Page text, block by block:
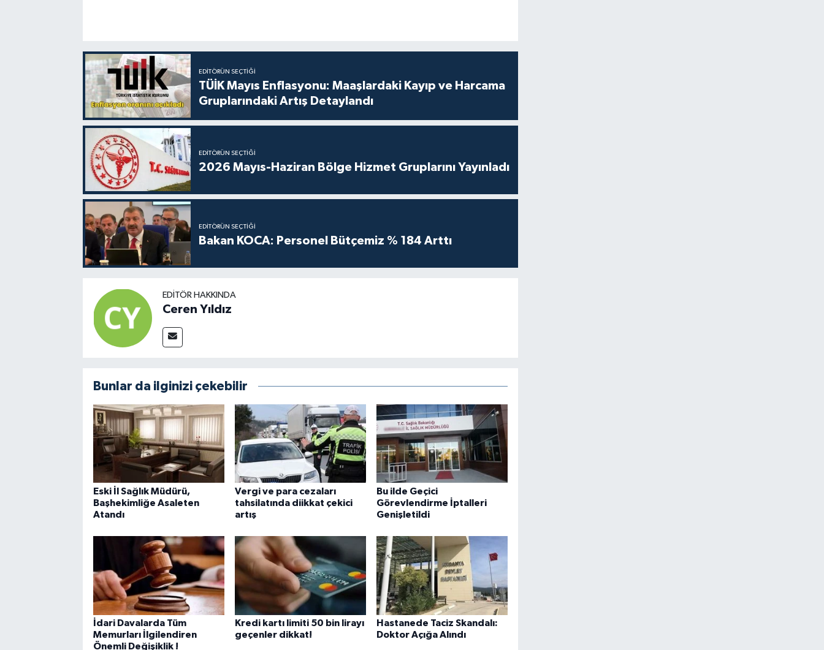
EDITÖRÜN SEÇTIĞI
TÜİK Mayıs Enflasyonu: Maaşlardaki Kayıp ve Harcama
Gruplarındaki Artış Detaylandı
EDITÖRÜN SEÇTIĞI
2026 Mayıs-Haziran Bölge Hizmet Gruplarını Yayınladı
EDITÖRÜN SEÇTIĞI
Bakan KOCA: Personel Bütçemiz % 184 Arttı
EDITÖR HAKKINDA
Ceren Yıldız
Bunlar da ilginizi çekebilir
Eski İl Sağlık Müdürü,
Başhekimliğe Asaleten
Atandı
Vergi ve para cezaları
tahsilatında diikkat çekici
artış
Bu ilde Geçici
Görevlendirme İptalleri
Genişletildi
İdari Davalarda Tüm
Memurları İlgilendiren
Önemli Değişiklik !
Kredi kartı limiti 50 bin lirayı
geçenler dikkat!
Hastanede Taciz Skandalı:
Doktor Açığa Alındı